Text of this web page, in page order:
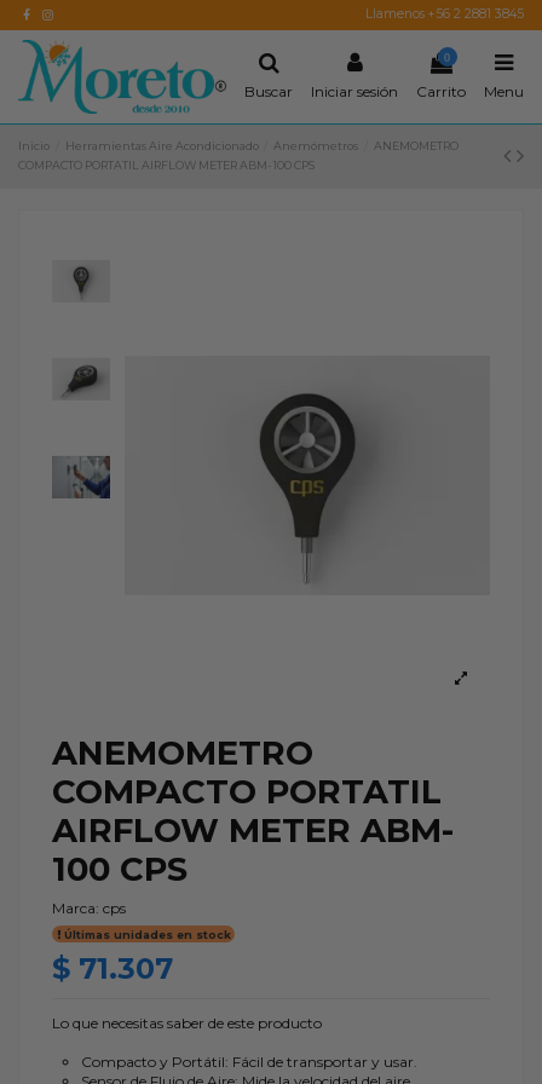
Llamenos +56 2 2881 3845
Buscar Iniciar sesión
0
Carrito Menu
Inicio Herramientas Aire Acondicionado Anemómetros
ANEMOMETRO
COMPACTO PORTATIL AIRFLOW METER ABM-100 CPS
ANEMOMETRO
COMPACTO PORTATIL
AIRFLOW METER ABM-
100 CPS
Marca: cps
Últimas unidades en stock
$ 71.307
Lo que necesitas saber de este producto
Compacto y Portátil: Fácil de transportar y usar.